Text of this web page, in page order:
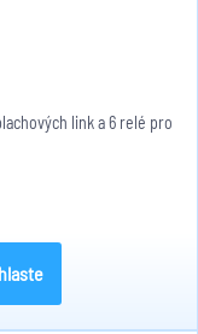
link a 6 relé pro